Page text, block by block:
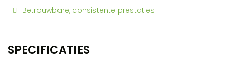
Betrouwbare, consistente prestaties
SPECIFICATIES